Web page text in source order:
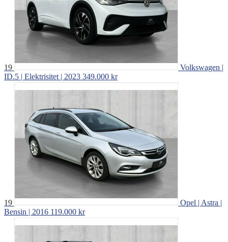
19
Volkswagen |
ID.5 | Elektrisitet | 2023 349.000 kr
19
Opel | Astra |
Bensin | 2016 119.000 kr